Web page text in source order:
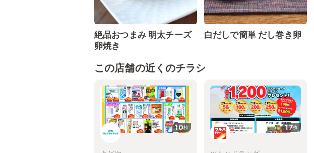
絶品おつまみ 明太チーズ
卵焼き
白だしで簡単 だし巻き卵
この店舗の近くのチラシ
10枚 17枚